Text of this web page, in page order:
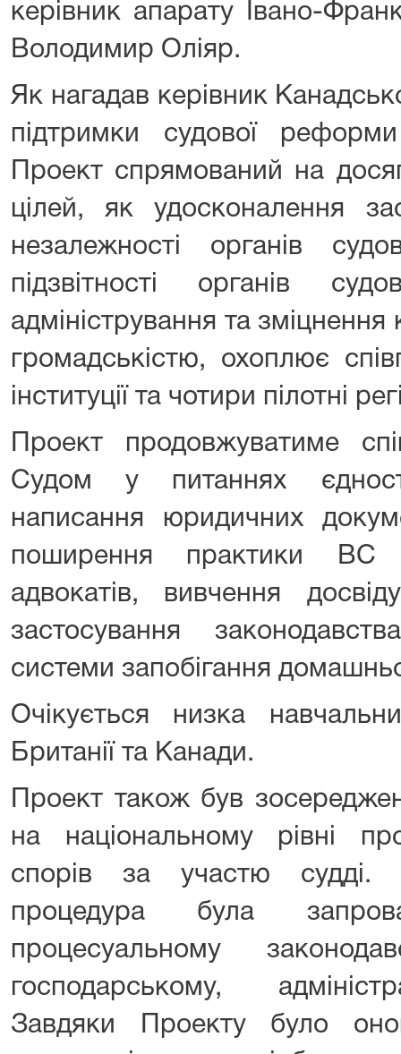
керівник апарату Івано-
Володимир Оліяр.
Як нагадав керівник
підтримки судової
Проект спрямований на
цілей, як удосконалення
незалежності органів
підзвітності органів
адміністрування та зміцнення
громадськістю, охоплює
інституції та чотири пілотні
Проект продовжуватиме
Судом у питаннях
написання юридичних
поширення практики ВС
адвокатів, вивчення
застосування
системи запобігання
Очікується низка
Британії та Канади.
Проект також був
на національному рівні
спорів за участю
процедура була
процесуальному
господарському,
Завдяки Проекту було